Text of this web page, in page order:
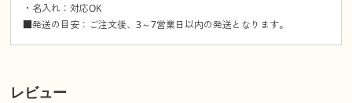
・名入れ：対応OK
■発送の目安：ご注文後、3～7営業日以内の発送となります。
レビュー